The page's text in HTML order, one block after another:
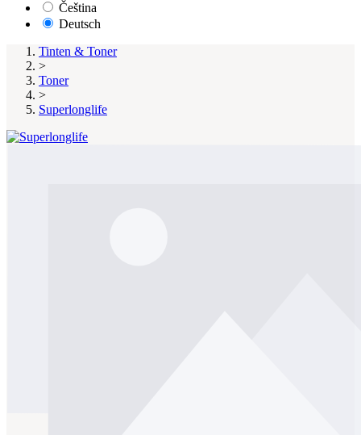
Čeština
Deutsch
Tinten & Toner
>
Toner
>
Superlonglife